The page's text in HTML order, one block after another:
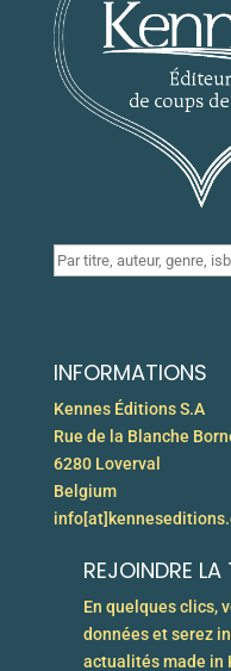
INFORMATIONS
Kennes Éditions S.A
Rue de la Blanche
6280 Loverval
Belgium
REJOINDRE LA
En quelques clics,
données et serez
actualités made in